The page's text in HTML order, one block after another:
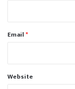
Email*
Website